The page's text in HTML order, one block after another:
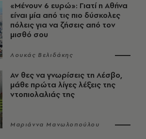
«Μένουν 6 ευρώ»: Γιατί η Αθήνα
είναι μία από τις πιο δύσκολες
πόλεις για να ζήσεις από τον
μισθό σου
Λουκάς Βελιδάκης
Αν θες να γνωρίσεις τη Λέσβο,
μάθε πρώτα λίγες λέξεις της
ντοπιολαλιάς της
Μαριάννα Μανωλοπούλου